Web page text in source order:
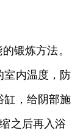
锻炼方法。
室内温度，防
缸，给阴部施
之后再入浴